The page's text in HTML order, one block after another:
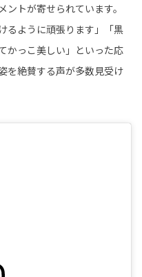
トが寄せられています。
るように頑張ります」「黒
かっこ美しい」といった応
を絶賛する声が多数見受け